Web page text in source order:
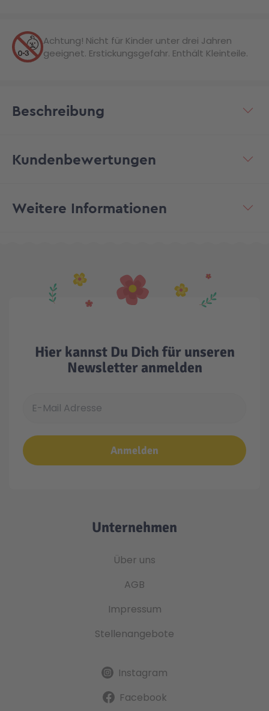
Achtung! Nicht für Kinder unter drei Jahren
geeignet. Erstickungsgefahr. Enthält Kleinteile.
Beschreibung
Kundenbewertungen
Weitere Informationen
Hier kannst Du Dich für unseren
Newsletter anmelden
Anmelden
Unternehmen
Über uns
AGB
Impressum
Stellenangebote
Instagram
Facebook